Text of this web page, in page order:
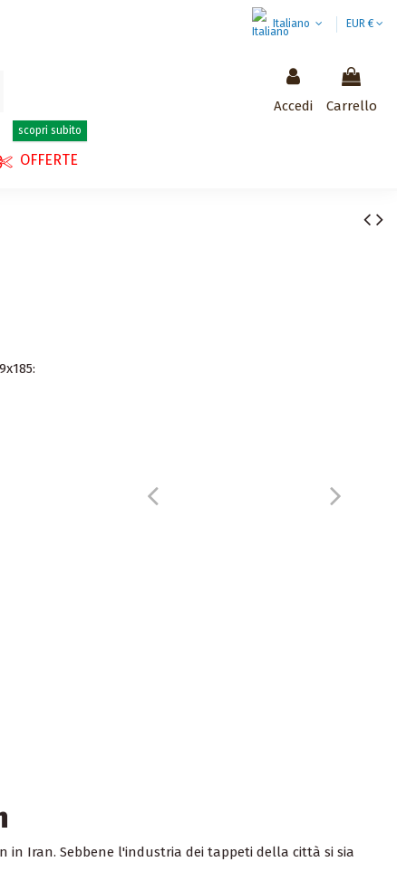
Italiano EUR €
Accedi Carrello
OFFERTE
scopri subito
in Iran. Sebbene l'industria dei tappeti della città si sia